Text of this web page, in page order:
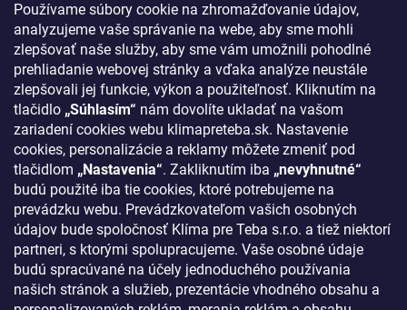
Používame súbory cookie na zhromažďovanie údajov,
analyzujeme vaše správanie na webe, aby sme mohli
zlepšovať naše služby, aby sme vám umožnili pohodlné
prehliadanie webovej stránky a vďaka analýze neustále
zlepšovali jej funkcie, výkon a použiteľnosť. Kliknutím na
tlačidlo „Súhlasím“ nám dovolíte ukladať na vašom
zariadení cookies webu klimapreteba.sk. Nastavenie
cookies, personalizácie a reklamy môžete zmeniť pod
tlačidlom „Nastavenia“. Zakliknutím iba „nevyhnutné“
budú použité iba tie cookies, ktoré potrebujeme na
prevádzku webu. Prevádzkovateľom vašich osobných
údajov bude spoločnosť Klíma pre Teba s.r.o. a tiež niektorí
partneri, s ktorými spolupracujeme. Vaše osobné údaje
budú spracúvané na účely jednoduchého používania
našich stránok a služieb, prezentácie vhodného obsahu a
Blog - najnovšie články
Obchodné podmienky
Podmienky ochrany osobných údajov
Odstúpenie od zmluvy
Kontakty
KONTAKT
klima@klimapreteba.sk
0907 044 080
https://www.facebook.com/klimapreteba.sk